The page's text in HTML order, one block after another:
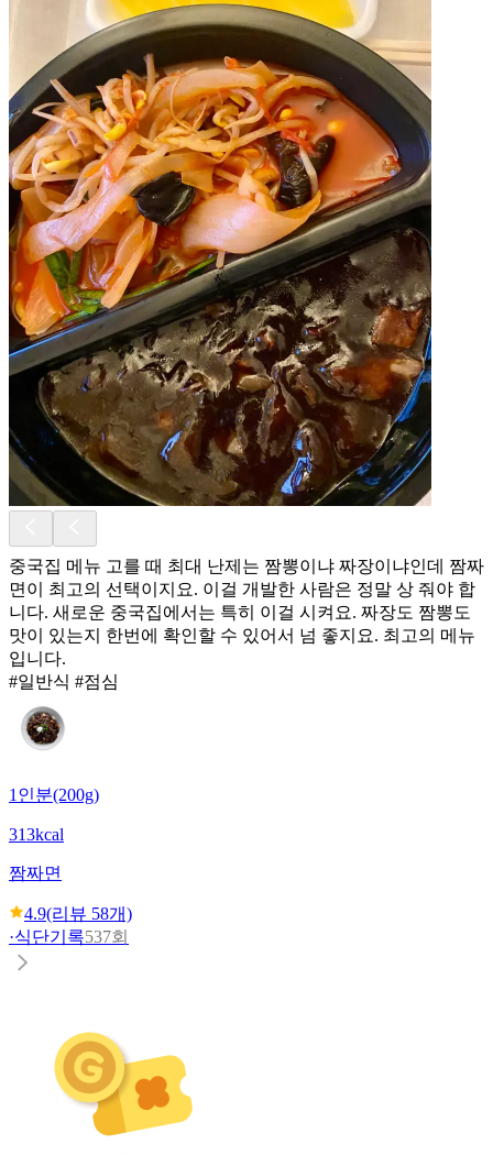
중국집 메뉴 고를 때 최대 난제는 짬뽕이냐 짜장이냐인데 짬짜
면이 최고의 선택이지요. 이걸 개발한 사람은 정말 상 줘야 합
니다. 새로운 중국집에서는 특히 이걸 시켜요. 짜장도 짬뽕도
맛이 있는지 한번에 확인할 수 있어서 넘 좋지요. 최고의 메뉴
입니다.
#일반식 #점심
1인분(200g)
313kcal
짬짜면
4.9(리뷰 58개)
·식단기록537회